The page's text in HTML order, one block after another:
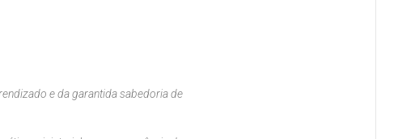
e da garantida sabedoria de